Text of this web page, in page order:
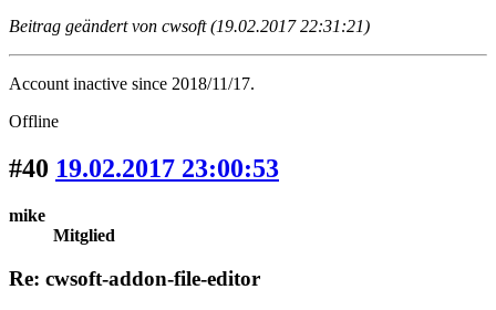
Beitrag geändert von cwsoft (19.02.2017 22:31:21)
Account inactive since 2018/11/17.
Offline
#40 19.02.2017 23:00:53
mike
Mitglied
Re: cwsoft-addon-file-editor